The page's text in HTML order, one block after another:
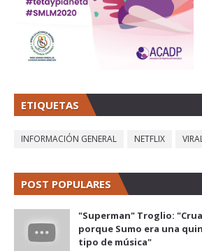
ETIQUETAS
INFORMACIÓN GENERAL NETFLIX
POST POPULARES
"Superman" Troglio:
porque Sumo era una
tipo de música"